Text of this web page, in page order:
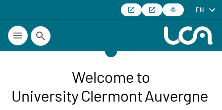
EN
Search
Welcome to
University Clermont Auvergne